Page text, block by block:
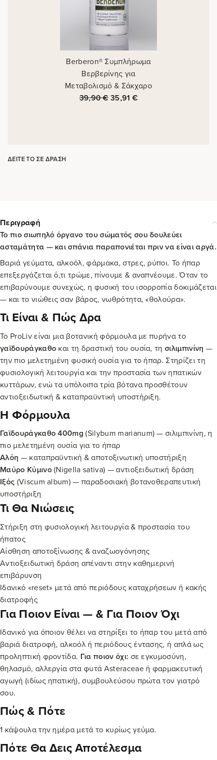
Berberon® Συμπλήρωμα
Βερβερίνης για
Μεταβολισμό & Σάκχαρο
39,90€35,91€
ΔΕΊΤΕ ΤΟ ΣΕ ΔΡΆΣΗ
Περιγραφή
Το πιο σιωπηλό όργανο του σώματός σου δουλεύει
ασταμάτητα — και σπάνια παραπονιέται πριν να είναι αργά.
Βαριά γεύματα, αλκοόλ, φάρμακα, στρες, ρύποι. Το ήπαρ
επεξεργάζεται ό,τι τρώμε, πίνουμε & αναπνέουμε. Όταν το
επιβαρύνουμε συνεχώς, η φυσική του ισορροπία δοκιμάζεται
— και το νιώθεις σαν βάρος, νωθρότητα, «θολούρα».
Τι Είναι & Πώς Δρα
Το ProLiv είναι μια βοτανική φόρμουλα με πυρήνα το
γαϊδουράγκαθο και τη δραστική του ουσία, τησιλιμπινίνη —
την πιο μελετημένη φυσική ουσία για το ήπαρ. Στηρίζει τη
φυσιολογική λειτουργία και την προστασία των ηπατικών
κυττάρων, ενώ τα υπόλοιπα τρία βότανα προσθέτουν
αντιοξειδωτική & καταπραϋντική υποστήριξη.
Η Φόρμουλα
Γαϊδουράγκαθο 400mg(Silybum marianum) — σιλιμπινίνη, η
πιο μελετημένη ουσία για το ήπαρ
Αλόη — καταπραϋντική & αποτοξινωτική υποστήριξη
Μαύρο Κύμινο(Nigella sativa) — αντιοξειδωτική δράση
Ιξός (Viscum album) — παραδοσιακή βοτανοθεραπευτική
υποστήριξη
Τι Θα Νιώσεις
Στήριξη στη φυσιολογική λειτουργία & προστασία του
ήπατος
Αίσθηση αποτοξίνωσης & αναζωογόνησης
Αντιοξειδωτική δράση απέναντι στην καθημερινή
επιβάρυνση
Ιδανικό «reset» μετά από περιόδους καταχρήσεων ή κακής
διατροφής
Για Ποιον Είναι — & Για Ποιον Όχι
Ιδανικό για όποιον θέλει να στηρίξει το ήπαρ του μετά από
βαριά διατροφή, αλκοόλ ή περιόδους έντασης, ή απλά ως
προληπτική φροντίδα. Για ποιον όχι: σε εγκυμοσύνη,
θηλασμό, αλλεργία στα φυτά Asteraceae ή φαρμακευτική
αγωγή (ιδίως ηπατική), συμβουλεύσου πρώτα τον γιατρό
σου.
Πώς & Πότε
1 κάψουλα την ημέρα μετά το κυρίως γεύμα.
Πότε Θα Δεις Αποτέλεσμα